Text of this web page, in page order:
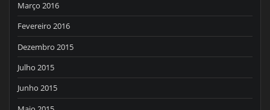
Março 2016
Fevereiro 2016
Dezembro 2015
Julho 2015
Junho 2015